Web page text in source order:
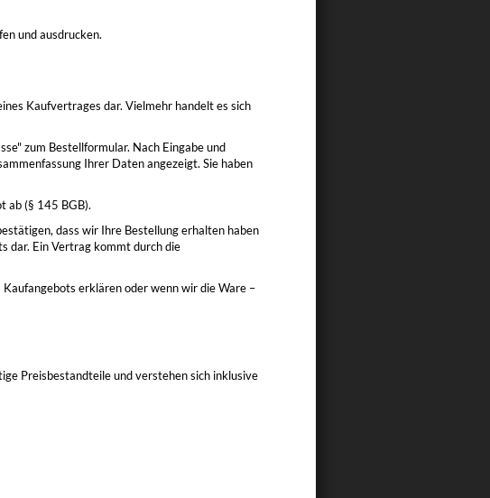
und ausdrucken.
Kaufvertrages dar. Vielmehr handelt es sich
zum Bestellformular. Nach Eingabe und
Ihrer Daten angezeigt. Sie haben
ab (§ 145 BGB).
dass wir Ihre Bestellung erhalten haben
dar. Ein Vertrag kommt durch die
erklären oder wenn wir die Ware –
Preisbestandteile und verstehen sich inklusive